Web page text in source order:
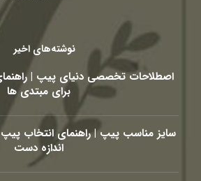
نوشته‌های اخیر
اصطلاحات تخصصی دنیای پیپ |
برای مبتدی ها
سایز مناسب پیپ | راهنمای انتخاب
اندازه دست